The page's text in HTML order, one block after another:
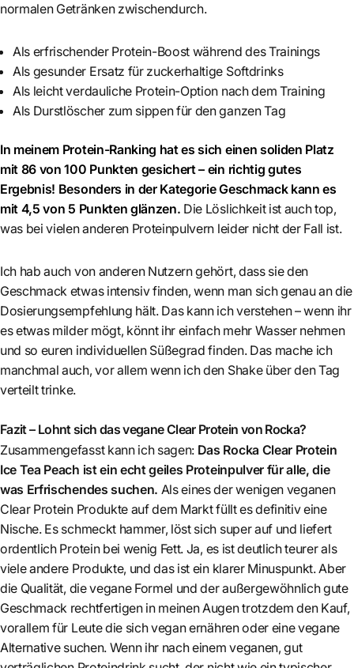
normalen Getränken zwischendurch.
Als erfrischender Protein-Boost während des Trainings
Als gesunder Ersatz für zuckerhaltige Softdrinks
Als leicht verdauliche Protein-Option nach dem Training
Als Durstlöscher zum sippen für den ganzen Tag
In meinem Protein-Ranking hat es sich einen soliden Platz
mit 86 von 100 Punkten gesichert – ein richtig gutes
Ergebnis! Besonders in der Kategorie Geschmack kann es
mit 4,5 von 5 Punkten glänzen. Die Löslichkeit ist auch top,
was bei vielen anderen Proteinpulvern leider nicht der Fall ist.
Ich hab auch von anderen Nutzern gehört, dass sie den
Geschmack etwas intensiv finden, wenn man sich genau an die
Dosierungsempfehlung hält. Das kann ich verstehen – wenn ihr
es etwas milder mögt, könnt ihr einfach mehr Wasser nehmen
und so euren individuellen Süßegrad finden. Das mache ich
manchmal auch, vor allem wenn ich den Shake über den Tag
verteilt trinke.
Fazit – Lohnt sich das vegane Clear Protein von Rocka?
Zusammengefasst kann ich sagen: Das Rocka Clear Protein
Ice Tea Peach ist ein echt geiles Proteinpulver für alle, die
was Erfrischendes suchen. Als eines der wenigen veganen
Clear Protein Produkte auf dem Markt füllt es definitiv eine
Nische. Es schmeckt hammer, löst sich super auf und liefert
ordentlich Protein bei wenig Fett. Ja, es ist deutlich teurer als
viele andere Produkte, und das ist ein klarer Minuspunkt. Aber
die Qualität, die vegane Formel und der außergewöhnlich gute
Geschmack rechtfertigen in meinen Augen trotzdem den Kauf,
vorallem für Leute die sich vegan ernähren oder eine vegane
Alternative suchen. Wenn ihr nach einem veganen, gut